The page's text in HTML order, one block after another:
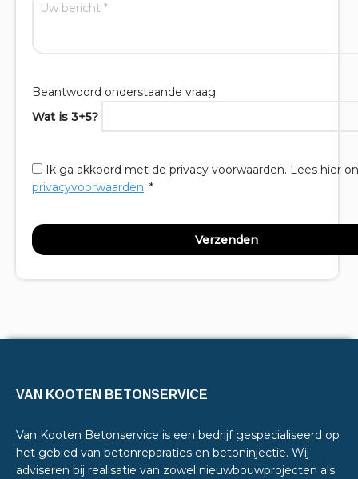
Beantwoord onderstaande vraag:
Wat is 3+5?
Ik ga akkoord met de privacy voorwaarden. Lees hier
privacyvoorwaarden. *
VAN KOOTEN BETONSERVICE
Van Kooten Betonservice is een bedrijf gespecialiseerd op
het gebied van betonreparaties en betoninjectie. Wij
adviseren bij realisatie van zowel nieuwbouwprojecten als